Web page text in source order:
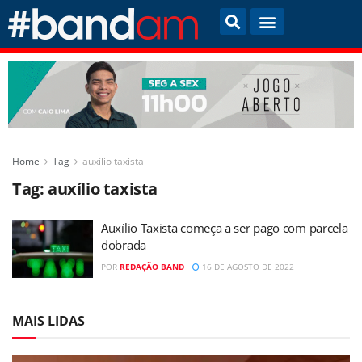
Home Tag auxílio taxista
Tag:auxílio taxista
Auxílio Taxista começa a ser pago com parcela
dobrada
POR REDAÇÃO BAND 16 DE AGOSTO DE 2022
MAIS LIDAS